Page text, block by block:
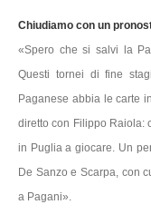
Chiudiamo con un
«Spero che si salvi la
Questi tornei di fine
Paganese abbia le carte
diretto con Filippo Raiola:
in Puglia a giocare. Un
De Sanzo e Scarpa, con
a Pagani».